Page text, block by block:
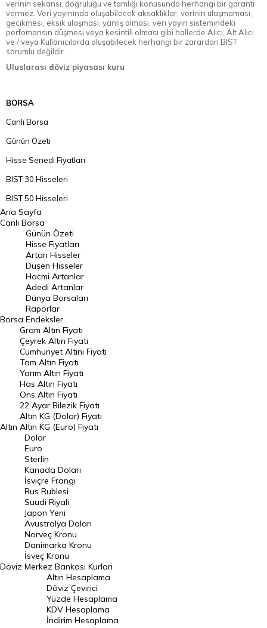
verinin sekansı, doğruluğu ve tamlığı konusunda herhangi bir garanti
vermez. Veri yayınında oluşabilecek aksaklıklar, verinin ulaşmaması,
gecikmesi, eksik ulaşması, yanlış olması, veri yayın sistemindeki
perfomansın düşmesi veya kesintili olması gibi hallerde Alıcı, Alt Alıcı
ve / veya Kullanıcılarda oluşabilecek herhangi bir zarardan BIST
sorumlu değildir.
Uluslarası döviz piyasası kuru
BORSA
Canlı Borsa
Günün Özeti
Hisse Senedi Fiyatları
BIST 30 Hisseleri
BIST 50 Hisseleri
BIST 100 Hisseleri
En Çok Artan Hisseler
En Çok Düşen Hisseler
Hacmi Artanlar
Geçmiş Kapanışlar
Dünya Borsaları
Raporlar
Endeksler
DÖVİZ
Döviz Kuru
Dolar Kuru
Euro Kuru
Pound Kuru
Frank Kuru
Riyal Kuru
Avustralya Doları
Danimarka Kronu Kuru
Kanada Doları Kuru
Norveç Kronu Kuru
İsveç Kronu Kuru
Japon Yeni Kuru
Serbest Piyasa Döviz Kurları
Ana Sayfa
Canlı Borsa
Borsa
Günün Özeti
Hisse Fiyatları
Artan Hisseler
Düşen Hisseler
Hacmi Artanlar
Adedi Artanlar
Dünya Borsaları
Raporlar
Endeksler
Altın
Gram Altın Fiyatı
Çeyrek Altın Fiyatı
Cumhuriyet Altını Fiyatı
Tam Altın Fiyatı
Yarım Altın Fiyatı
Has Altın Fiyatı
Ons Altın Fiyatı
22 Ayar Bilezik Fiyatı
Altın KG (Dolar) Fiyatı
Altın KG (Euro) Fiyatı
Döviz
Dolar
Euro
Sterlin
Kanada Doları
İsviçre Frangı
Rus Rublesi
Suudi Riyali
Japon Yeni
Avustralya Doları
Norveç Kronu
Danimarka Kronu
İsveç Kronu
Merkez Bankası Kurlari
Altın Hesaplama
Döviz Çevirici
Yüzde Hesaplama
KDV Hesaplama
İndirim Hesaplama